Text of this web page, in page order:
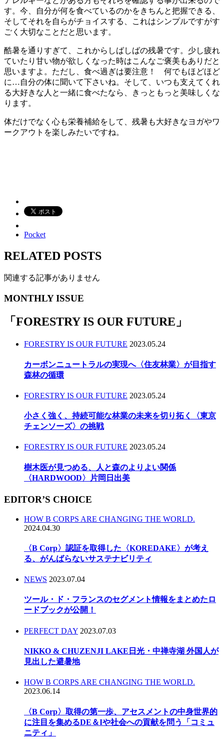
す。今、自分が何を食べているのかをきちんと把握できる、
そしてそれを自らがチョイスする、これはシンプルですがす
ごく大切なことだと思います。
酷暑を通りすぎて、これからしばしばの残暑です。少し疲れ
ていたり甘い物が欲しくなった時はこんなご褒美もありだと
思いますよ。ただし、食べ過ぎは要注意！ 何でもほどほど
に…自分の体に聞いて下さいね。そして、いつも支えてくれ
る大好きな人と一緒に食べたなら、きっともっと美味しくな
ります。
体だけでなく心も栄養補給をして、残暑も大好きなヨガやワ
ークアウトを楽しみたいですね。
Pocket
RELATED POSTS
関連する記事がありません
MONTHLY ISSUE
「 FORESTRY IS OUR FUTURE 」
FORESTRY IS OUR FUTURE 2023.05.24
カーボンニュートラルの実現へ〈住友林業〉が目指す
森林の循環
FORESTRY IS OUR FUTURE 2023.05.24
小さく強く、持続可能な林業の未来を切り拓く〈東京
チェンソーズ〉の挑戦
FORESTRY IS OUR FUTURE 2023.05.24
樹木医が見つめる、人と森のよりよい関係
〈HARDWOOD〉片岡日出美
EDITOR’S CHOICE
HOW B CORPS ARE CHANGING THE WORLD.
2024.04.30
〈B Corp〉認証を取得した〈KOREDAKE〉が考え
る、がんばらないサステナビリティ
NEWS 2023.07.04
ツール・ド・フランスのセグメント情報をまとめたロ
ードブックが公開！
PERFECT DAY 2023.07.03
NIKKO & CHUZENJI LAKE日光・中禅寺湖 外国人が
見出した避暑地
HOW B CORPS ARE CHANGING THE WORLD.
2023.06.14
〈B Corp〉取得の第一歩、アセスメントの中身世界的
に注目を集めるDE＆Iや社会への貢献を問う「コミュ
ニティ」